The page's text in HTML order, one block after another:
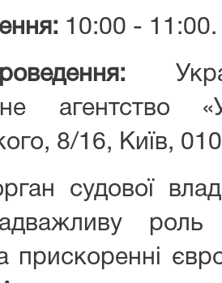
10:00 - 11:00.
агентство
8/16, Київ,
судової
роль